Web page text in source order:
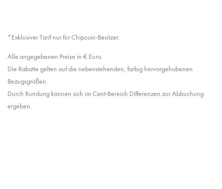
*Exklusiver Tarif nur für Chipcoin-Besitzer.
Alle angegebenen Preise in € Euro.
Die Rabatte gelten auf die nebenstehenden, farbig hervorgehobenen
Bezugsgrößen.
Durch Rundung können sich im Cent-Bereich Differenzen zur Abbuchung
ergeben.